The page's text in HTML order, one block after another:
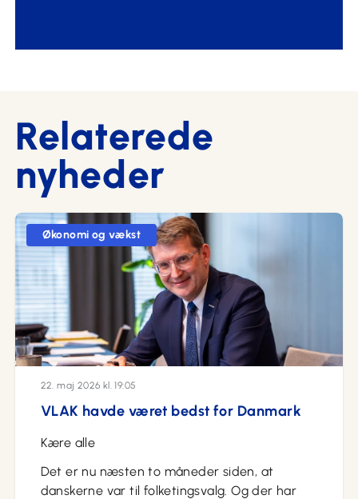
Relaterede
nyheder
Økonomi og vækst
22. maj 2026 kl. 19:05
VLAK havde været bedst for Danmark
Kære alle
Det er nu næsten to måneder siden, at
danskerne var til folketingsvalg. Og der har